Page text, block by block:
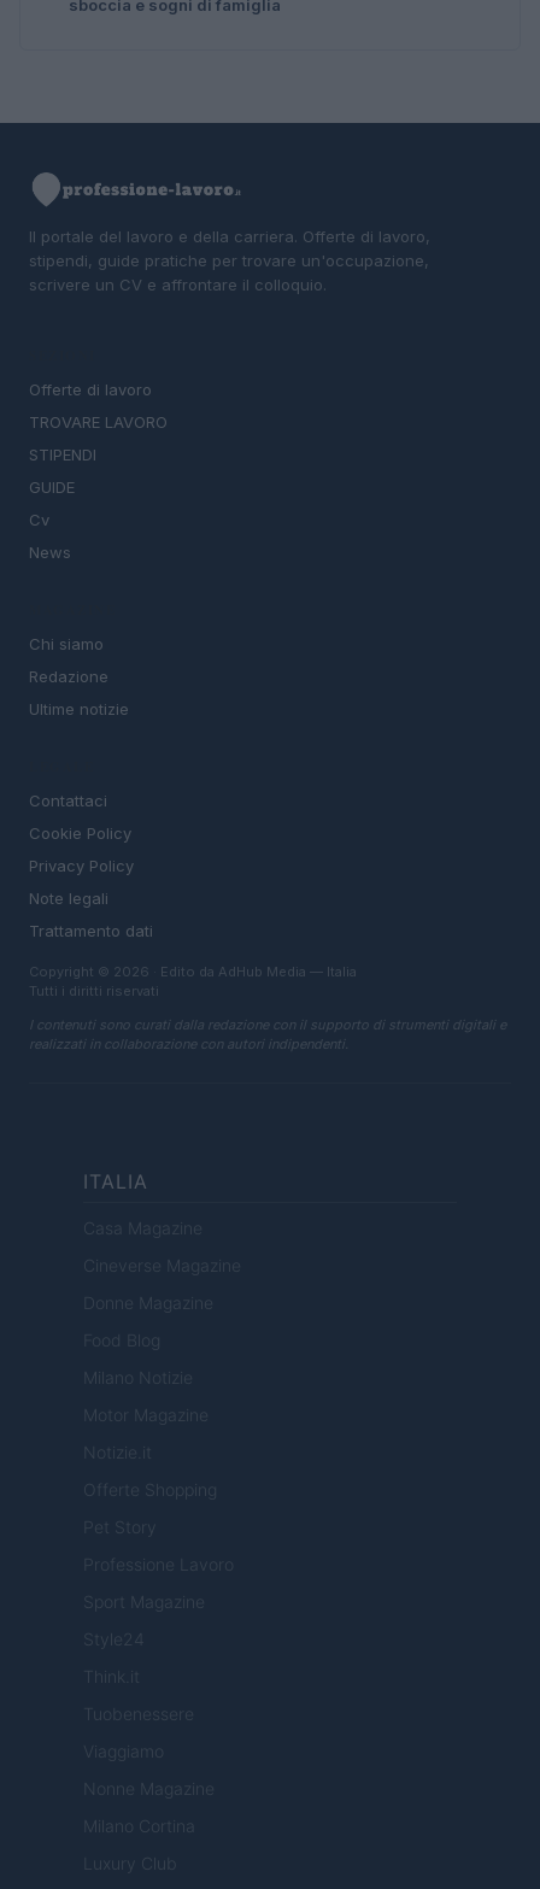
sboccia e sogni di famiglia
Il portale del lavoro e della carriera. Offerte di lavoro,
stipendi, guide pratiche per trovare un'occupazione,
scrivere un CV e affrontare il colloquio.
Offerte di lavoro
TROVARE LAVORO
STIPENDI
GUIDE
Cv
News
Chi siamo
Redazione
Ultime notizie
Contattaci
Cookie Policy
Privacy Policy
Note legali
Trattamento dati
Copyright © 2026 · Edito da AdHub Media — Italia
Tutti i diritti riservati
I contenuti sono curati dalla redazione con il supporto di strumenti digitali e
realizzati in collaborazione con autori indipendenti.
ITALIA
Casa Magazine
Cineverse Magazine
Donne Magazine
Food Blog
Milano Notizie
Motor Magazine
Notizie.it
Offerte Shopping
Pet Story
Professione Lavoro
Sport Magazine
Style24
Think.it
Tuobenessere
Viaggiamo
Nonne Magazine
Milano Cortina
Luxury Club